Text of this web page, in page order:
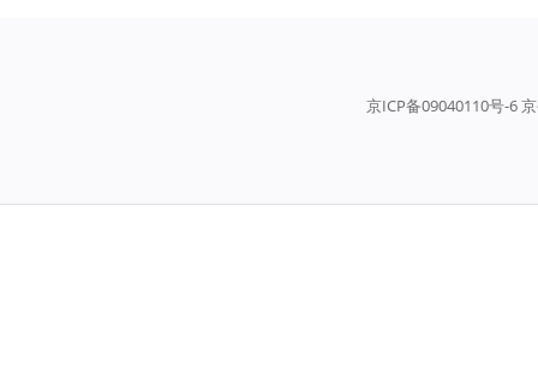
京ICP备09040110号-6